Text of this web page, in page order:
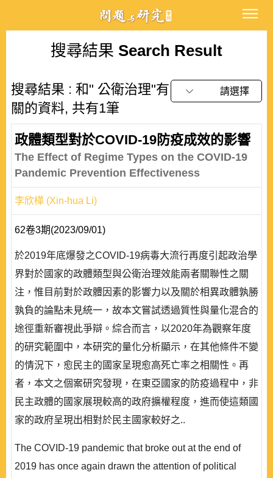
搜尋結果 Search Result
搜尋結果 : 和" 公衛治理"有
關的資料, 共有1筆
請選擇
政體類型對於COVID-19防疫成效的影響
The Effect of Regime Types on the COVID-19
Pandemic Prevention Effectiveness
李欣樺 (Xin-hua Li)
62卷3期(2023/09/01)
於2019年底爆發之COVID-19病毒大流行再度引起政治學
界對於國家的政體類型與公衛治理效能兩者關聯性之關
注，惟目前對於政體因素的影響力以及關於相異政體孰勝
孰負的論點未見統一，故本文嘗試透過質性與量化混合的
途徑重新審視此爭辯。綜合而言，以2020年為觀察年度
的研究範圍中，本研究的量化分析顯示，在其他條件不變
的情況下，愈民主的國家呈現愈高死亡率之相關性。再
者，本文之個案研究發現，在東亞國家的防疫過程中，非
民主政體的國家展現較高的政府擴權程度，進而使這類國
家的政府呈現出相對於民主國家較好之..
The COVID-19 pandemic that broke out at the end of
2019 has once again drawn the attention of political